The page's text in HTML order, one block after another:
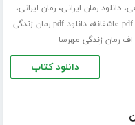
،دانلود رمان ایرانی،رمان ایرانی،
pdf عاشقانه ،
دانلود pdf رمان زندگی
رمان زندگی مهرسا
دانلود کتاب